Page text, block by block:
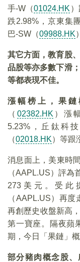
手-W（01024.HK
跌2.98%，京東集
巴-SW（09988.HK
其它方面，教育股
品股等亦多數下滑
等都表現不佳。
漲幅榜上，果
（ 02382.HK ）漲
5.23%，丘鈦科
（02018.HK）等跟
消息面上，美東時
（AAPL.US）評為
273美元。受此
（AAPL.US）再
再創歷史收盤新高
第一寶座。隔夜蘋
期，今日「果鏈」
部分豬肉概念股